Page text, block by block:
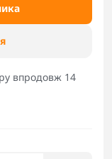
впродовж 14